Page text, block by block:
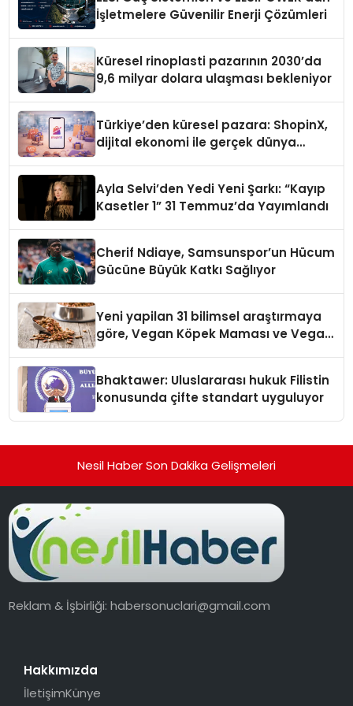
İşletmelere Güvenilir Enerji Çözümleri
Küresel rinoplasti pazarının 2030’da
9,6 milyar dolara ulaşması bekleniyor
Türkiye’den küresel pazara: ShopinX,
dijital ekonomi ile gerçek dünya
Ayla Selvi’den Yedi Yeni Şarkı: “Kayıp
Kasetler 1” 31 Temmuz’da Yayımlandı
Cherif Ndiaye, Samsunspor’un Hücum
Gücüne Büyük Katkı Sağlıyor
Yeni yapilan 31 bilimsel araştırmaya
göre, Vegan Köpek Maması ve Vegan
Bhaktawer: Uluslararası hukuk Filistin
konusunda çifte standart uyguluyor
Nesil Haber Son Dakika Gelişmeleri
Reklam & İşbirliği:habersonuclari@gmail.com
Hakkımızda
İletişimKünye